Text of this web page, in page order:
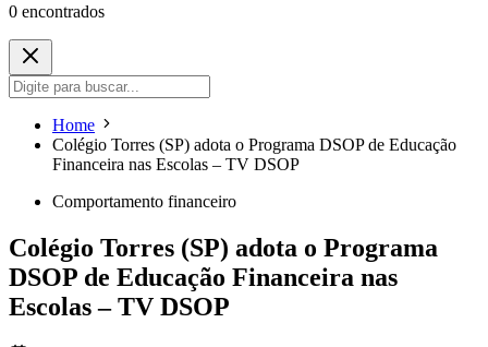
0 encontrados
Home
Colégio Torres (SP) adota o Programa DSOP de Educação
Financeira nas Escolas – TV DSOP
Comportamento financeiro
Colégio Torres (SP) adota o Programa
DSOP de Educação Financeira nas
Escolas – TV DSOP